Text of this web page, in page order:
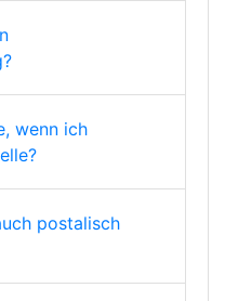
wenn ich
postalisch